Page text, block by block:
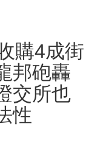
購4成街
邦砲轟
交所也
性